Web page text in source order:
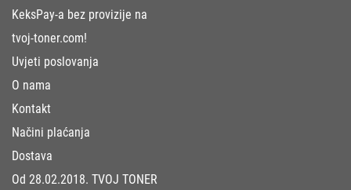
KeksPay-a bez provizije na
tvoj-toner.com!
Uvjeti poslovanja
O nama
Kontakt
Načini plaćanja
Dostava
Od 28.02.2018. TVOJ TONER